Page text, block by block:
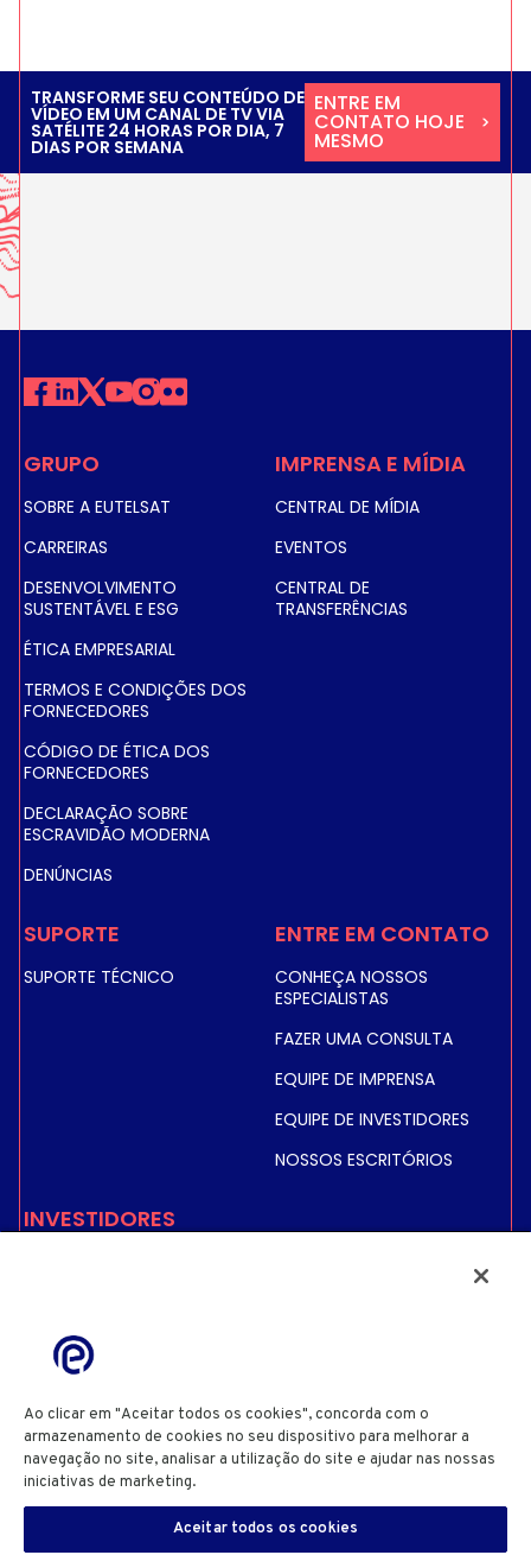
TRANSFORME SEU CONTEÚDO DE
VÍDEO EM UM CANAL DE TV VIA
SATÉLITE 24 HORAS POR DIA, 7
DIAS POR SEMANA
ENTRE EM
CONTATO HOJE
MESMO
GRUPO
SOBRE A EUTELSAT
CARREIRAS
DESENVOLVIMENTO
SUSTENTÁVEL E ESG
ÉTICA EMPRESARIAL
TERMOS E CONDIÇÕES DOS
FORNECEDORES
CÓDIGO DE ÉTICA DOS
FORNECEDORES
DECLARAÇÃO SOBRE
ESCRAVIDÃO MODERNA
DENÚNCIAS
IMPRENSA E MÍDIA
CENTRAL DE MÍDIA
EVENTOS
CENTRAL DE
TRANSFERÊNCIAS
SUPORTE
SUPORTE TÉCNICO
ENTRE EM CONTATO
CONHEÇA NOSSOS
ESPECIALISTAS
FAZER UMA CONSULTA
EQUIPE DE IMPRENSA
EQUIPE DE INVESTIDORES
NOSSOS ESCRITÓRIOS
INVESTIDORES
INFORMAÇÕES
ACIONISTAS
POLÍTICA DE PRIVACIDADE
DEFINIÇÕES DE COOKIES
TERMOS E CONDIÇÕES DE UTILIZAÇÃO DO SITE
Ao clicar em "Aceitar todos os cookies", concorda com o
armazenamento de cookies no seu dispositivo para melhorar a
navegação no site, analisar a utilização do site e ajudar nas nossas
iniciativas de marketing.
Aceitar todos os cookies